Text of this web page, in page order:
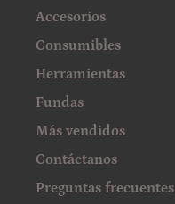
Accesorios
Consumibles
Herramientas
Fundas
Más vendidos
Contáctanos
Preguntas frecuentes